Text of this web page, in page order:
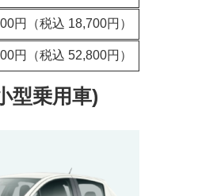
円（税込 18,700円）
円（税込 52,800円）
型乗用車)